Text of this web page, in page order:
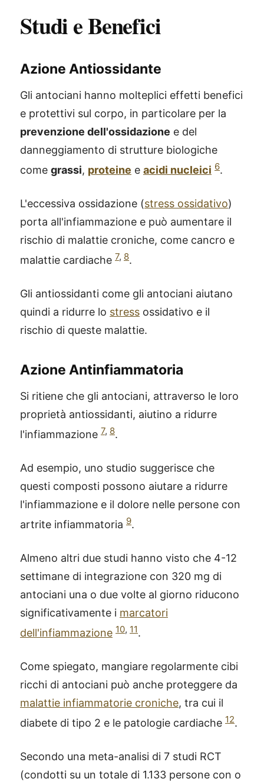
Studi e Benefici
Azione Antiossidante
Gli antociani hanno molteplici effetti benefici
e protettivi sul corpo, in particolare per la
prevenzione dell'ossidazione e del
danneggiamento di strutture biologiche
come grassi, proteine e acidi nucleici 6.
L'eccessiva ossidazione (stress ossidativo)
porta all'infiammazione e può aumentare il
rischio di malattie croniche, come cancro e
malattie cardiache 7, 8.
Gli antiossidanti come gli antociani aiutano
quindi a ridurre lo stress ossidativo e il
rischio di queste malattie.
Azione Antinfiammatoria
Si ritiene che gli antociani, attraverso le loro
proprietà antiossidanti, aiutino a ridurre
l'infiammazione 7, 8.
Ad esempio, uno studio suggerisce che
questi composti possono aiutare a ridurre
l'infiammazione e il dolore nelle persone con
artrite infiammatoria 9.
Almeno altri due studi hanno visto che 4-12
settimane di integrazione con 320 mg di
antociani una o due volte al giorno riducono
significativamente i marcatori
dell'infiammazione 10, 11.
Come spiegato, mangiare regolarmente cibi
ricchi di antociani può anche proteggere da
malattie infiammatorie croniche, tra cui il
diabete di tipo 2 e le patologie cardiache 12.
Secondo una meta-analisi di 7 studi RCT
(condotti su un totale di 1.133 persone con o